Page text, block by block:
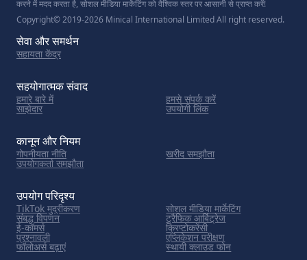
करने में मदद करता है, सोशल मीडिया मार्केटिंग को वैश्विक स्तर पर आसानी से प्राप्त करें!
Copyright© 2019-2026 Minical International Limited All right reserved.
सेवा और समर्थन
सहायता केंद्र
सहयोगात्मक संवाद
हमारे बारे में हमसे संपर्क करें
साझेदार उपयोगी लिंक
कानून और नियम
गोपनीयता नीति खरीद समझौता
उपयोगकर्ता समझौता
उपयोग परिदृश्य
TikTok मुद्रीकरण सोशल मीडिया मार्केटिंग
संबद्ध विपणन ट्रैफिक आर्बिट्रेज
ई-कॉमर्स क्रिप्टोकरेंसी
प्रश्नावली एप्लिकेशन परीक्षण
फॉलोअर्स बढ़ाएं स्थायी क्लाउड फोन